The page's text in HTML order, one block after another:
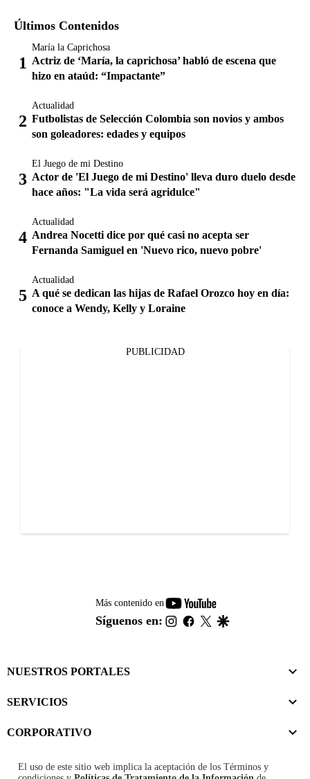
Últimos Contenidos
María la Caprichosa
Actriz de ‘María, la caprichosa’ habló de escena que
hizo en ataúd: “Impactante”
Actualidad
Futbolistas de Selección Colombia son novios y ambos
son goleadores: edades y equipos
El Juego de mi Destino
Actor de 'El Juego de mi Destino' lleva duro duelo desde
hace años: "La vida será agridulce"
Actualidad
Andrea Nocetti dice por qué casi no acepta ser
Fernanda Samiguel en 'Nuevo rico, nuevo pobre'
Actualidad
A qué se dedican las hijas de Rafael Orozco hoy en día:
conoce a Wendy, Kelly y Loraine
PUBLICIDAD
Más contenido en
youtube-
footer
Síguenos en: instagram
facebook
twitter
NUESTROS PORTALES
SERVICIOS
CORPORATIVO
El uso de este sitio web implica la aceptación de los Términos y